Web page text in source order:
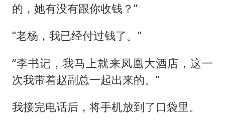
的，她有没有跟你收钱？”
“老杨，我已经付过钱了。”
“李书记，我马上就来凤凰大酒店，这一
次我带着赵副总一起出来的。”
我接完电话后，将手机放到了口袋里。